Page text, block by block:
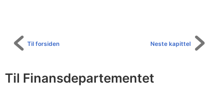
Neste kapittel
Til forsiden
Til Finansdepartementet